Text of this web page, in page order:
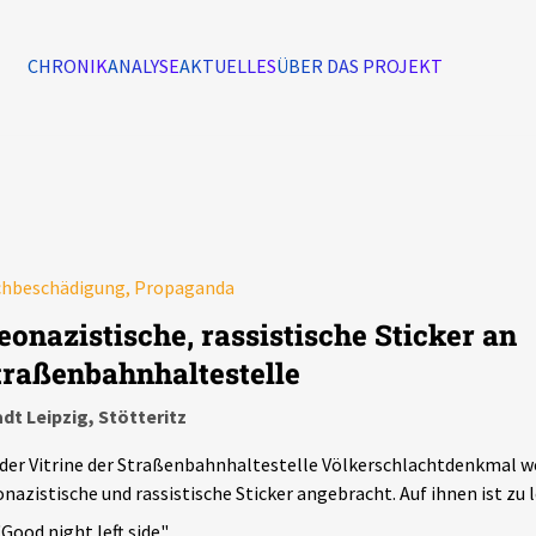
CHRONIKANALYSEAKTUELLESÜBER DAS PROJEKT
Propaganda
rassistische Sticker an
Leipzig, Stötteritz
Vitrine der Straßenbahnhaltestelle Völkerschlachtdenkmal
und rassistische Sticker angebracht. Auf ihnen ist zu
night left side"
Ereignisse